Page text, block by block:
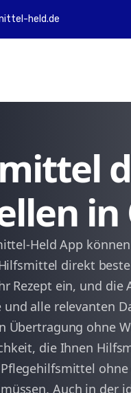
held.de
Held App
direkt
Rezept ein, und
und alle relevanten
Übertragung ohne
die Ihnen
Auch in der